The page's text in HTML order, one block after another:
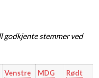
godkjente stemmer ved
Venstre MDG Rødt